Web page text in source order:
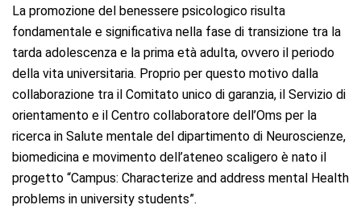
La promozione del benessere psicologico risulta
fondamentale e significativa nella fase di transizione tra la
tarda adolescenza e la prima età adulta, ovvero il periodo
della vita universitaria. Proprio per questo motivo dalla
collaborazione tra il Comitato unico di garanzia, il Servizio di
orientamento e il Centro collaboratore dell’Oms per la
ricerca in Salute mentale del dipartimento di Neuroscienze,
biomedicina e movimento dell’ateneo scaligero è nato il
progetto “Campus: Characterize and address mental Health
problems in university students”.